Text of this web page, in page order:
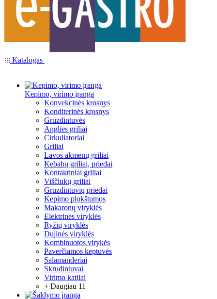
Katalogas
Kepimo, virimo įranga
Konvekcinės krosnys
Konditerinės krosnys
Gruzdintuvės
Anglies griliai
Cirkuliatoriai
Griliai
Lavos akmenų griliai
Kebabų griliai, priedai
Kontaktiniai griliai
Viščiukų griliai
Gruzdintuvių priedai
Kepimo plokštumos
Makaronų viryklės
Elektrinės viryklės
Ryžių viryklės
Dujinės viryklės
Kombinuotos virykės
Paverčiamos keptuvės
Salamanderiai
Skrudintuvai
Virimo katilai
+ Daugiau 11